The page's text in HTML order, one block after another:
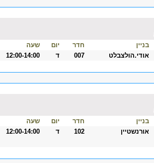
בניין חדר יום שעה
אודי.הולצבלט 007 ד 12:00-14:00
בניין חדר יום שעה
אורנשטיין 102 ד 12:00-14:00